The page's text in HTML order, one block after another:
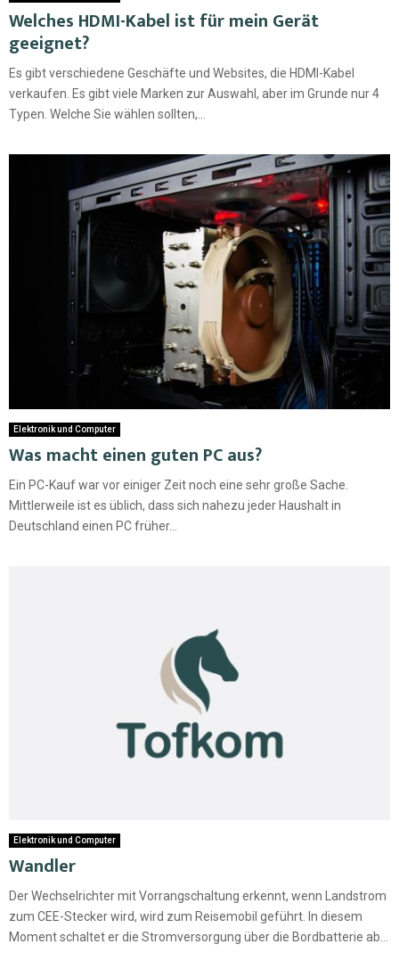
Welches HDMI-Kabel ist für mein Gerät
geeignet?
Es gibt verschiedene Geschäfte und Websites, die HDMI-Kabel
verkaufen. Es gibt viele Marken zur Auswahl, aber im Grunde nur 4
Typen. Welche Sie wählen sollten,...
Elektronik und Computer
Was macht einen guten PC aus?
Ein PC-Kauf war vor einiger Zeit noch eine sehr große Sache.
Mittlerweile ist es üblich, dass sich nahezu jeder Haushalt in
Deutschland einen PC früher...
Elektronik und Computer
Wandler
Der Wechselrichter mit Vorrangschaltung erkennt, wenn Landstrom
zum CEE-Stecker wird, wird zum Reisemobil geführt. In diesem
Moment schaltet er die Stromversorgung über die Bordbatterie ab...